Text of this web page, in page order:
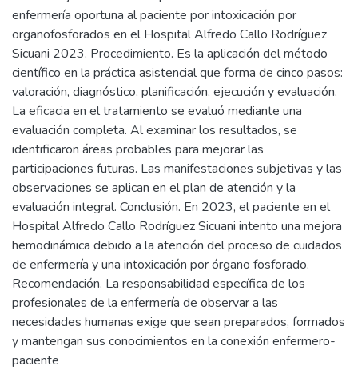
enfermería oportuna al paciente por intoxicación por
organofosforados en el Hospital Alfredo Callo Rodríguez
Sicuani 2023. Procedimiento. Es la aplicación del método
científico en la práctica asistencial que forma de cinco pasos:
valoración, diagnóstico, planificación, ejecución y evaluación.
La eficacia en el tratamiento se evaluó mediante una
evaluación completa. Al examinar los resultados, se
identificaron áreas probables para mejorar las
participaciones futuras. Las manifestaciones subjetivas y las
observaciones se aplican en el plan de atención y la
evaluación integral. Conclusión. En 2023, el paciente en el
Hospital Alfredo Callo Rodríguez Sicuani intento una mejora
hemodinámica debido a la atención del proceso de cuidados
de enfermería y una intoxicación por órgano fosforado.
Recomendación. La responsabilidad específica de los
profesionales de la enfermería de observar a las
necesidades humanas exige que sean preparados, formados
y mantengan sus conocimientos en la conexión enfermero-
paciente